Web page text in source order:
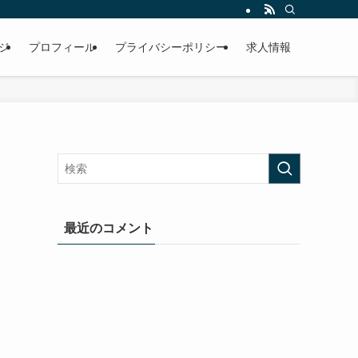
プロフィール プライバシーポリシー 求人情報
最近のコメント